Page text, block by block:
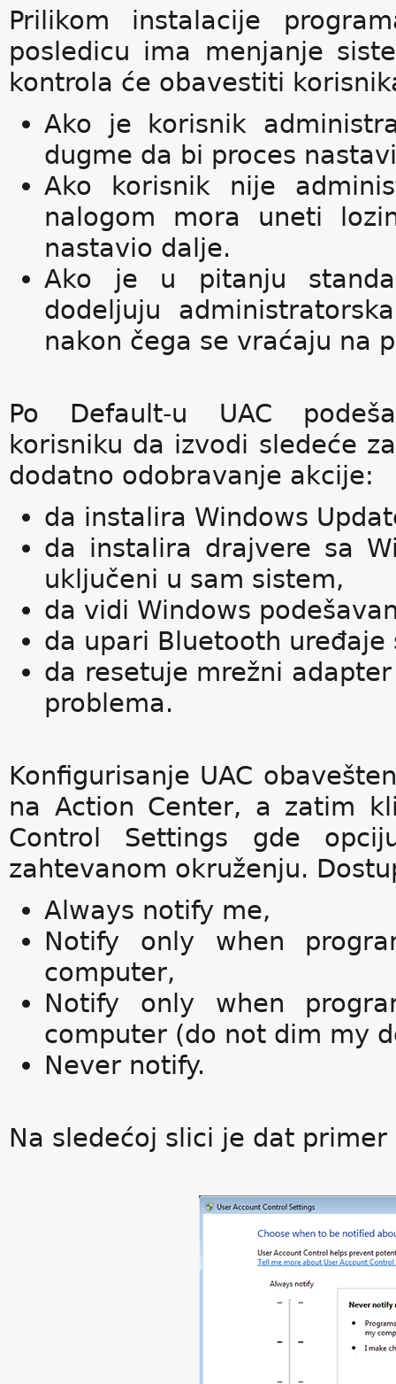
Prilikom instalacije
posledicu ima menjanje
kontrola će obavestiti
Ako je korisnik
dugme da bi proces
Ako korisnik nije
nalogom mora uneti
nastavio dalje.
Ako je u pitanju
dodeljuju
nakon čega se vraćaju na
Po Default-u UAC
korisniku da izvodi sledeće
dodatno odobravanje akcije:
da instalira Windows
da instalira drajvere sa
uključeni u sam sistem,
da vidi Windows
da upari Bluetooth uređaje
da resetuje mrežni
problema.
Konfigurisanje UAC
na Action Center, a zatim
Control Settings gde
zahtevanom okruženju.
Always notify me,
Notify only when
computer,
Notify only when
computer (do not dim my
Never notify.
Na sledećoj slici je dat